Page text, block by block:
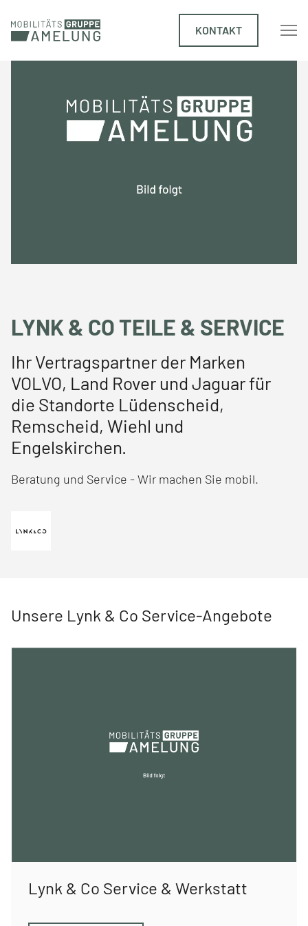
KONTAKT
LYNK & CO TEILE & SERVICE
Ihr Vertragspartner der Marken
VOLVO, Land Rover und Jaguar für
die Standorte Lüdenscheid,
Remscheid, Wiehl und
Engelskirchen.
Beratung und Service - Wir machen Sie mobil.
Unsere Lynk & Co Service-Angebote
Lynk & Co Service & Werkstatt